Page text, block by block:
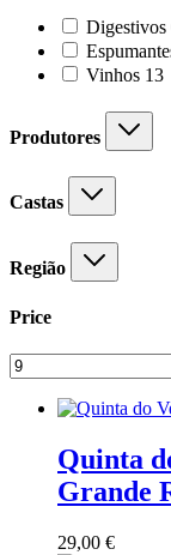
Digestivos
Vinhos 13
Produtores
Castas
Região
Price
Quinta
Grande
29,00 €